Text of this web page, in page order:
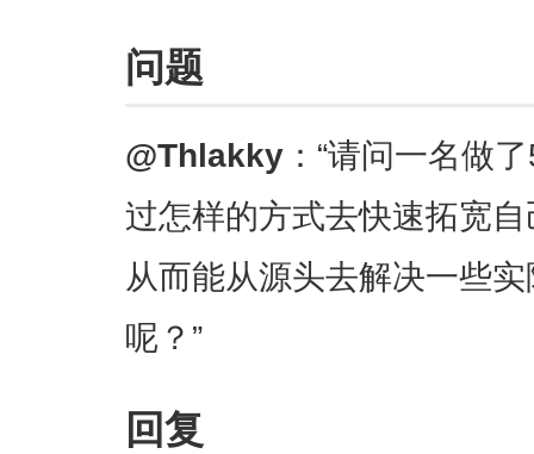
问题
@Thlakky ：“请问一名做
过怎样的方式去快速拓宽
从而能从源头去解决一些
呢？”
回复